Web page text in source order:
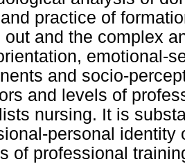
practice of
out and the complex
emotional-
and socio-
and levels of
nursing. It is
personal
of professional